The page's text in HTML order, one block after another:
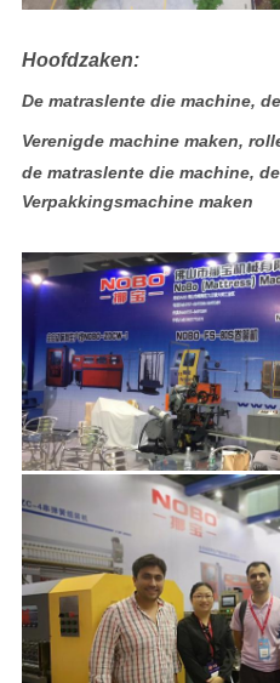
Hoofdzaken:
De matraslente die machine,
Verenigde machine maken,
de matraslente die machine,
Verpakkingsmachine maken